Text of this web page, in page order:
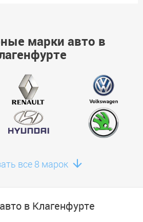
марки авто в
все 8 марок
в Клагенфурте